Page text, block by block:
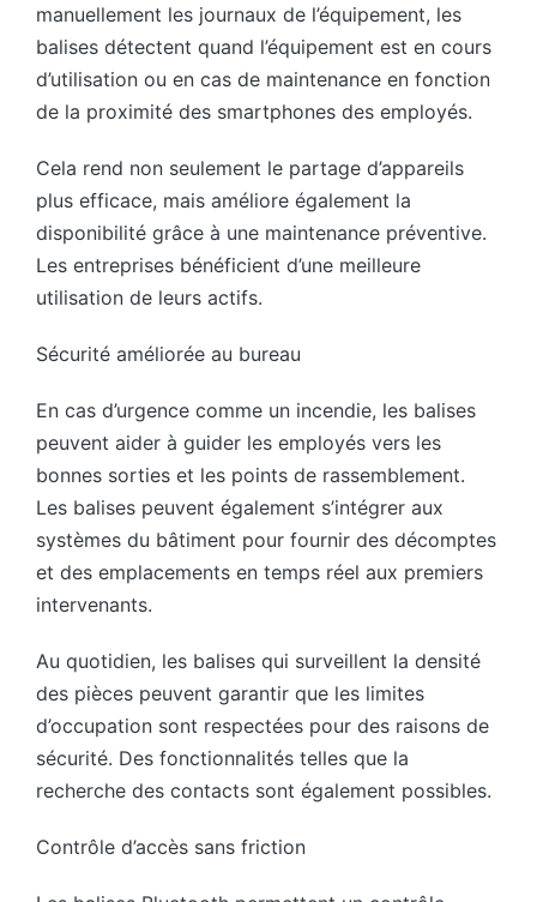
manuellement les journaux de l’équipement, les
balises détectent quand l’équipement est en cours
d’utilisation ou en cas de maintenance en fonction
de la proximité des smartphones des employés.
Cela rend non seulement le partage d’appareils
plus efficace, mais améliore également la
disponibilité grâce à une maintenance préventive.
Les entreprises bénéficient d’une meilleure
utilisation de leurs actifs.
Sécurité améliorée au bureau
En cas d’urgence comme un incendie, les balises
peuvent aider à guider les employés vers les
bonnes sorties et les points de rassemblement.
Les balises peuvent également s’intégrer aux
systèmes du bâtiment pour fournir des décomptes
et des emplacements en temps réel aux premiers
intervenants.
Au quotidien, les balises qui surveillent la densité
des pièces peuvent garantir que les limites
d’occupation sont respectées pour des raisons de
sécurité. Des fonctionnalités telles que la
recherche des contacts sont également possibles.
Contrôle d’accès sans friction